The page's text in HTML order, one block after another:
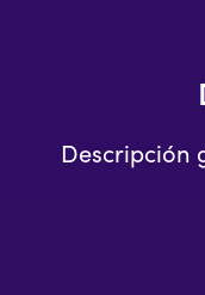
Descripción